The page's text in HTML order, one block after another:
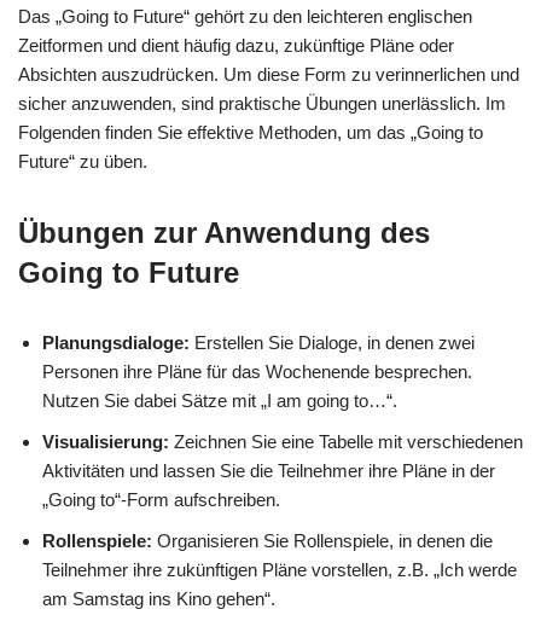
Das „Going to Future“ gehört zu den leichteren englischen
Zeitformen und dient häufig dazu, zukünftige Pläne oder
Absichten auszudrücken. Um diese Form zu verinnerlichen und
sicher anzuwenden, sind praktische Übungen unerlässlich. Im
Folgenden finden Sie effektive Methoden, um das „Going to
Future“ zu üben.
Übungen zur Anwendung des
Going to Future
Planungsdialoge: Erstellen Sie Dialoge, in denen zwei
Personen ihre Pläne für das Wochenende besprechen.
Nutzen Sie dabei Sätze mit „I am going to…“.
Visualisierung: Zeichnen Sie eine Tabelle mit verschiedenen
Aktivitäten und lassen Sie die Teilnehmer ihre Pläne in der
„Going to“-Form aufschreiben.
Rollenspiele: Organisieren Sie Rollenspiele, in denen die
Teilnehmer ihre zukünftigen Pläne vorstellen, z.B. „Ich werde
am Samstag ins Kino gehen“.